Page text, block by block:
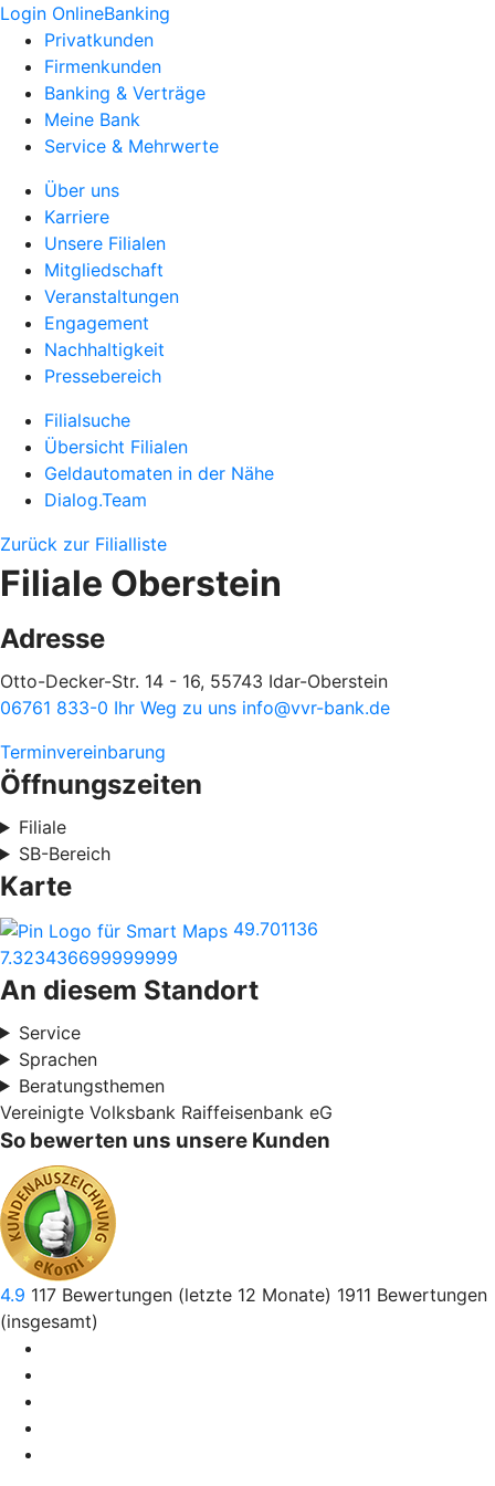
Login OnlineBanking
Privatkunden
Firmenkunden
Banking & Verträge
Meine Bank
Service & Mehrwerte
Über uns
Karriere
Unsere Filialen
Mitgliedschaft
Veranstaltungen
Engagement
Nachhaltigkeit
Pressebereich
Filialsuche
Übersicht Filialen
Geldautomaten in der Nähe
Dialog.Team
Zurück zur Filialliste
Filiale Oberstein
Adresse
Otto-Decker-Str. 14 - 16, 55743 Idar-Oberstein
06761 833-0 Ihr Weg zu uns info@vvr-bank.de
Terminvereinbarung
Öffnungszeiten
Filiale
SB-Bereich
Karte
49.701136
7.323436699999999
An diesem Standort
Service
Sprachen
Beratungsthemen
Vereinigte Volksbank Raiffeisenbank eG
So bewerten uns unsere Kunden
4.9 117 Bewertungen (letzte 12 Monate) 1911 Bewertungen
(insgesamt)